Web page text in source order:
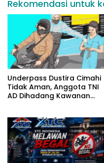
Rekomendasi untuk
Underpass Dustira Cimahi
Tidak Aman, Anggota TNI
AD Dihadang Kawanan